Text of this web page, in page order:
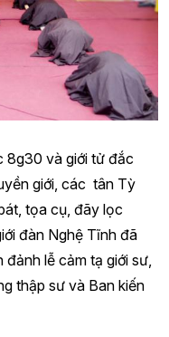
8g30 và giới tử đắc
giới, các tân Tỳ
tọa cụ, đãy lọc
đàn Nghệ Tĩnh đã
lễ cảm tạ giới sư,
thập sư và Ban kiến